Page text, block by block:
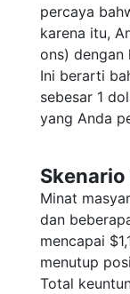
percaya
karena itu,
ons) dengan
Ini berarti
sebesar 1
yang Anda
Minat
dan
mencapai
menutup
Total